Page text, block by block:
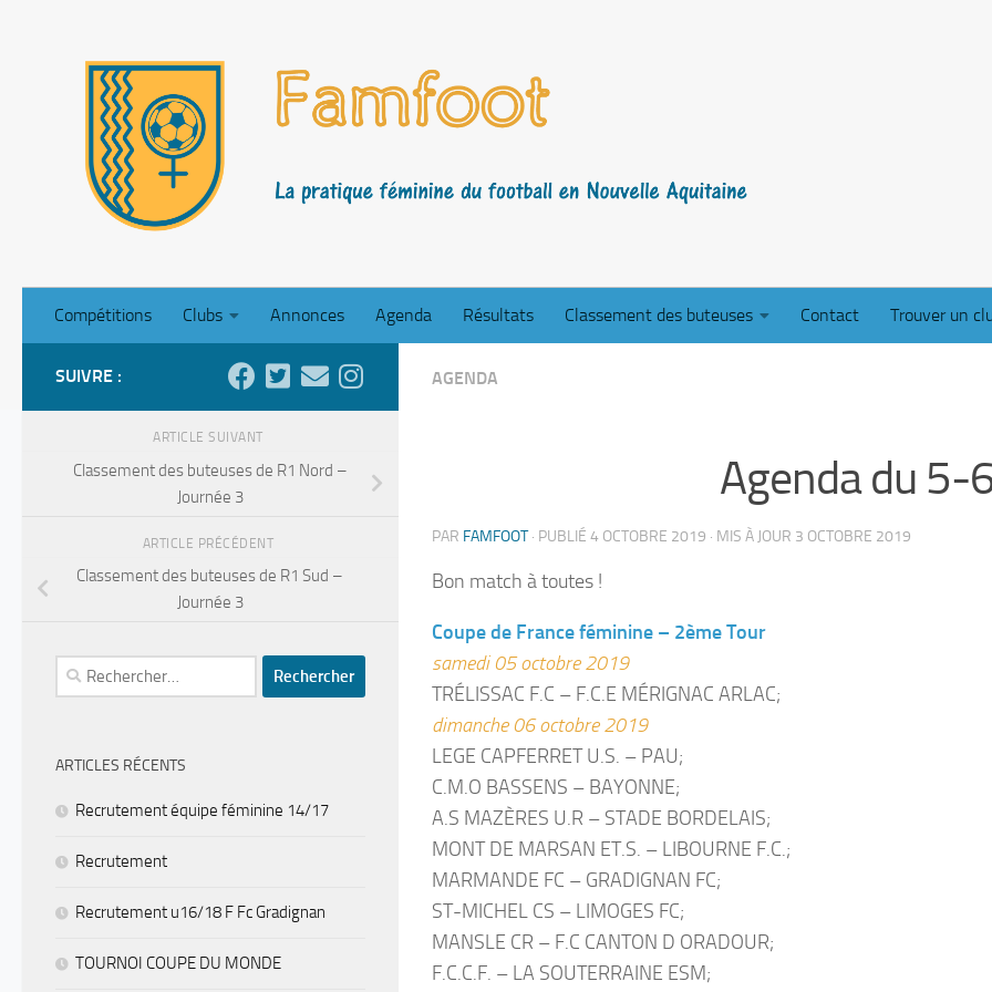
Compétitions Clubs Annonces Agenda Résultats Classement des buteuses Contact Trouver un
AGENDA
Agenda du 5-
PAR FAMFOOT · PUBLIÉ 4 OCTOBRE 2019 · MIS À JOUR 3 OCTOBRE 2019
Bon match à toutes !
Coupe de France féminine – 2ème Tour
samedi 05 octobre 2019
TRÉLISSAC F.C – F.C.E MÉRIGNAC ARLAC;
dimanche 06 octobre 2019
LEGE CAPFERRET U.S. – PAU;
C.M.O BASSENS – BAYONNE;
A.S MAZÈRES U.R – STADE BORDELAIS;
MONT DE MARSAN ET.S. – LIBOURNE F.C.;
MARMANDE FC – GRADIGNAN FC;
ST-MICHEL CS – LIMOGES FC;
MANSLE CR – F.C CANTON D ORADOUR;
F.C.C.F. – LA SOUTERRAINE ESM;
SUIVRE :
ARTICLE SUIVANT
Classement des buteuses de R1 Nord –
Journée 3
ARTICLE PRÉCÉDENT
Classement des buteuses de R1 Sud –
Journée 3
Rechercher :
ARTICLES RÉCENTS
Recrutement équipe féminine 14/17
Recrutement
Recrutement u16/18 F Fc Gradignan
TOURNOI COUPE DU MONDE